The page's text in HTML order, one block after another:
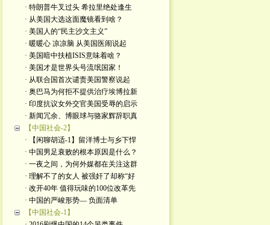
· 特朗普牛叉过头 希拉里绝处逢生
· 从美国大选这面魔镜看到啥？
· 美国人的“民主沙文主义”
· 暖暖心 凉凉脑 从美国医闹说起
· 美国暗中扶植ISIS意味着啥？
· 美国才是世界头号流氓国家！
· 从联合国首次谴责美国警察说起
· 奥巴马为何拒不提供治疗埃博拉新
· 印度抗议女外交官美国受辱的启示
· 新闻冗余、博眼球与骆家辉辞职真
【中国社会-2】
· 【闲聊胡适-1】留洋博士与乡下悍
· 中国男足衰败的根本原因是什么？
· 一夜之间，为何外媒都在关注这群
· 理解不了的女人 被强奸了却称“好
· 改开40年 值得玩味的100位改革先
· 中国的严峻形势— 负面清单
【中国社会-1】